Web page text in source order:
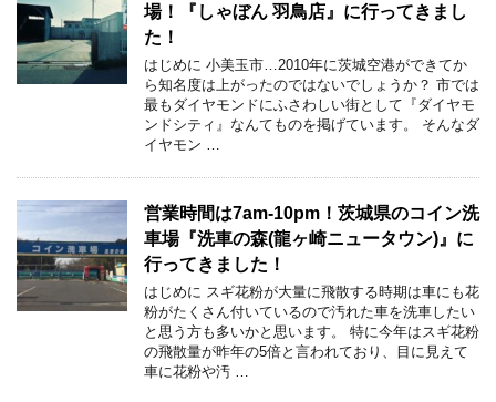
場！『しゃぼん 羽鳥店』に行ってきまし
た！
はじめに 小美玉市…2010年に茨城空港ができてか
ら知名度は上がったのではないでしょうか？ 市では
最もダイヤモンドにふさわしい街として『ダイヤモ
ンドシティ』なんてものを掲げています。 そんなダ
イヤモン …
営業時間は7am-10pm！茨城県のコイン洗
車場『洗車の森(龍ヶ崎ニュータウン)』に
行ってきました！
はじめに スギ花粉が大量に飛散する時期は車にも花
粉がたくさん付いているので汚れた車を洗車したい
と思う方も多いかと思います。 特に今年はスギ花粉
の飛散量が昨年の5倍と言われており、目に見えて
車に花粉や汚 …